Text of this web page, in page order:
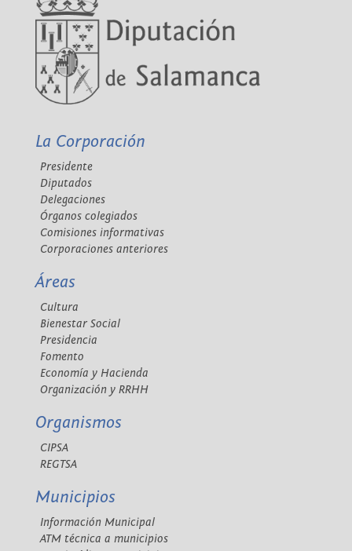
La Corporación
Presidente
Diputados
Delegaciones
Órganos colegiados
Comisiones informativas
Corporaciones anteriores
Áreas
Cultura
Bienestar Social
Presidencia
Fomento
Economía y Hacienda
Organización y RRHH
Organismos
CIPSA
REGTSA
Municipios
Información Municipal
ATM técnica a municipios